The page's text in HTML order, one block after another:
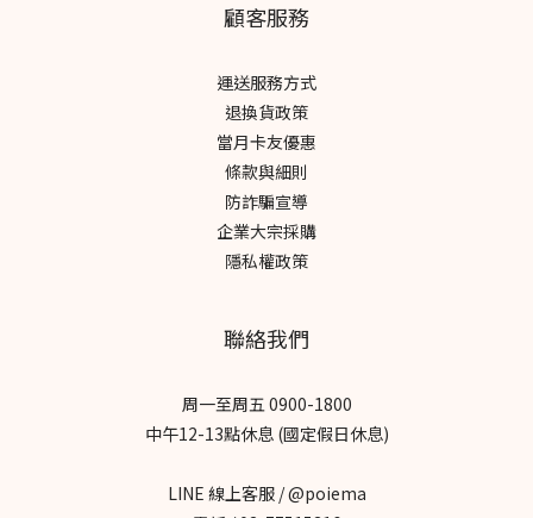
顧客服務
運送服務方式
退換貨政策
當月卡友優惠
條款與細則
防詐騙宣導
企業大宗採購
隱私權政策
聯絡我們
周一至周五 0900-1800
中午12-13點休息 (國定假日休息)
LINE 線上客服 / @poiema